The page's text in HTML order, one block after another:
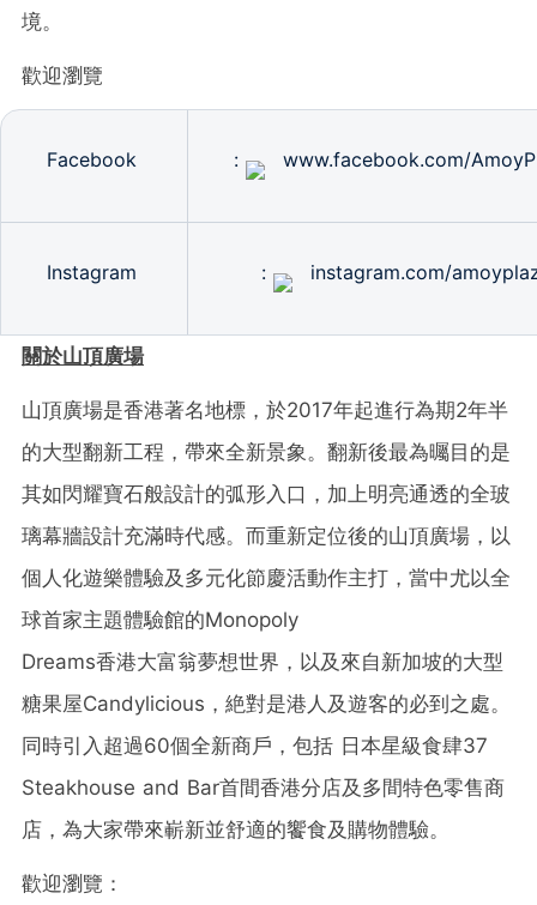
境。
歡迎瀏覽
Facebook : www.facebook.com/
Instagram : instagram.com/
關於山頂廣場
山頂廣場是香港著名地標，於2017年起進行為期2年半
的大型翻新工程，帶來全新景象。翻新後最為曯目的是
其如閃耀寶石般設計的弧形入口，加上明亮通透的全玻
璃幕牆設計充滿時代感。而重新定位後的山頂廣場，以
個人化遊樂體驗及多元化節慶活動作主打，當中尤以全
球首家主題體驗館的Monopoly
Dreams香港大富翁夢想世界，以及來自新加坡的大型
糖果屋Candylicious ，絶對是港人及遊客的必到之處。
同時引入超過60個全新商戶，包括 日本星級食肆37
Steakhouse and Bar首間香港分店及多間特色零售商
店，為大家帶來嶄新並舒適的饗食及購物體驗。
歡迎瀏覽：